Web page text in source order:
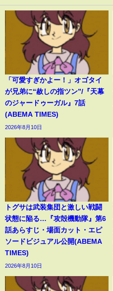
「可愛すぎかよー！」オゴタイ
が兄弟に“赦しの指ツン”/『天幕
のジャードゥーガル』7話
(ABEMA TIMES)
2026年8月10日
トグサは武装集団と激しい戦闘
状態に陥る…『攻殻機動隊』第6
話あらすじ・場面カット・エピ
ソードビジュアル公開(ABEMA
TIMES)
2026年8月10日